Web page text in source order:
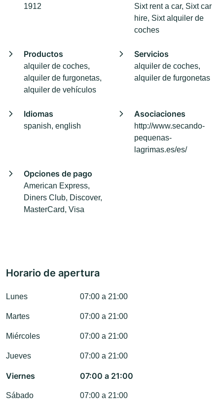
1912
Sixt rent a car, Sixt car
hire, Sixt alquiler de
coches
Productos
alquiler de coches,
alquiler de furgonetas,
alquiler de vehículos
Servicios
alquiler de coches,
alquiler de furgonetas
Idiomas
spanish, english
Asociaciones
http://www.secando-
pequenas-
lagrimas.es/es/
Opciones de pago
American Express,
Diners Club, Discover,
MasterCard, Visa
Horario de apertura
Lunes 07:00 a 21:00
Martes 07:00 a 21:00
Miércoles 07:00 a 21:00
Jueves 07:00 a 21:00
Viernes 07:00 a 21:00
Sábado 07:00 a 21:00